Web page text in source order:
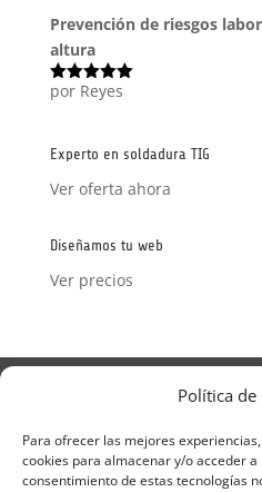
Política de
Para ofrecer las mejores
cookies para almacenar y/o acceder
consentimiento de estas tecnologías
Prevención de riesgos
altura
Valorado
por Reyes
Experto en soldadura TIG
Ver oferta ahora
Diseñamos tu web
Ver precios
Aviso Legal
Política de
Formulario de Datos